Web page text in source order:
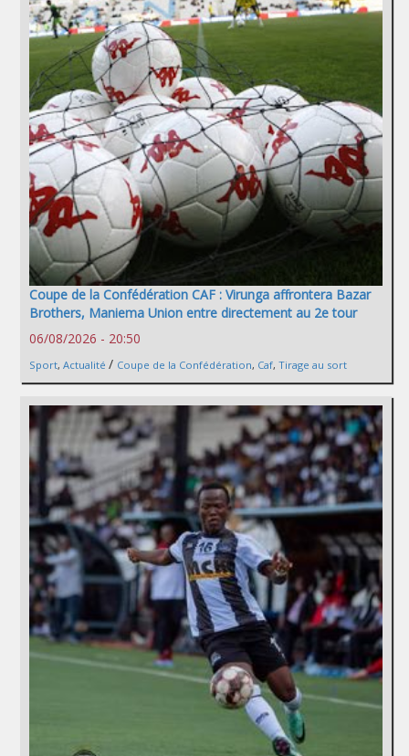
Coupe de la Confédération CAF : Virunga affrontera Bazar
Brothers, Maniema Union entre directement au 2e tour
06/08/2026 - 20:50
Sport, Actualité / Coupe de la Confédération, Caf, Tirage au sort